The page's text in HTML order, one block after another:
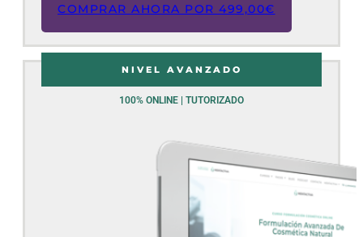
COMPRAR AHORA POR 499,00€
NIVEL AVANZADO
100% ONLINE | TUTORIZADO